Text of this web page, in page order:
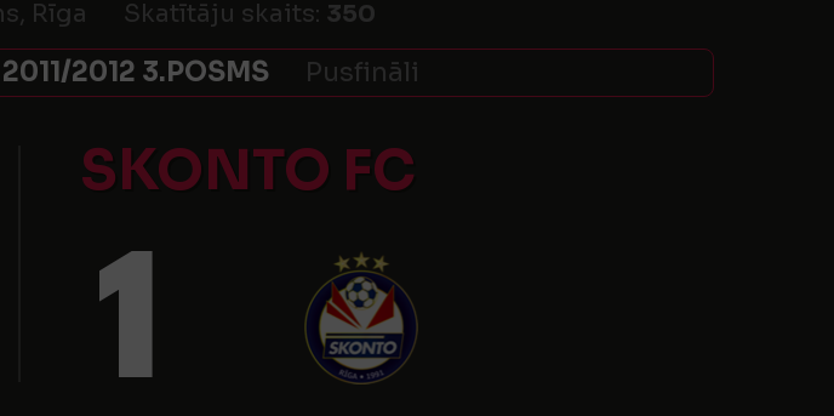
Rīga Skatītāju skaits: 350
2012 3.POSMS Pusfināli
SKONTO FC
1